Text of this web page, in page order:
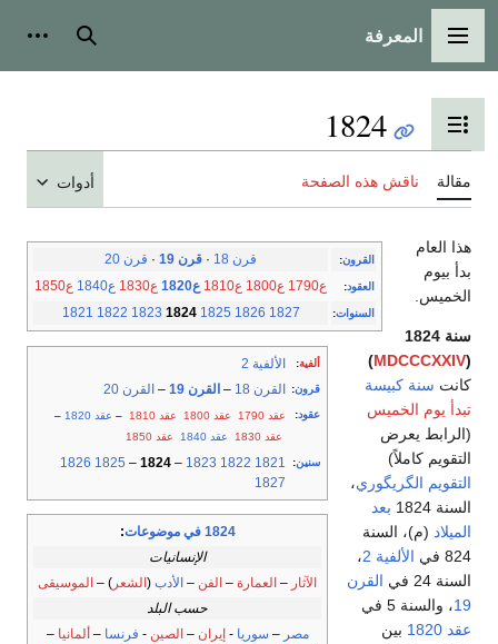
القائمة الرئيسية
المعرفة بحث
تبديل عرض جدول المحتويات
1824
مقالة ناقش هذه الصفحة أدوات
القرون: قرن 18 · قرن 19 · قرن 20
العقود: ع1790 ع1800 ع1810 ع1820 ع1830 ع1840 ع1850
السنوات:
1821 1822 1823 1824 1825 1826 1827
ألفية: الألفية 2
قرون: القرن 18 – القرن 19 – القرن 20
عقود: عقد 1790 عقد 1800 عقد 1810 – عقد 1820
–
عقد 1830
عقد 1840 عقد 1850
سنين:
1821
1822
1823
–
1824
–
1825
1826
1827
1824 في موضوعات
:
الإنسانيات
الآثار – العمارة – الفن – الأدب (الشعر ) – الموسيقى
حسب البلد
مصر – سوريا -إيران –الصين - فرنسا –ألمانيا –
هذا العام
بدأ بيوم
الخميس.
سنة 1824
(
MDCCCXXIV
)
كانت سنة كبيسة
تبدأ يوم الخميس
(الرابط يعرض
التقويم كاملاً)
التقويم الگريگوري،
السنة 1824
بعد
الميلاد (م)، السنة
824 في
الألفية 2
،
السنة 24 في
القرن
19، والسنة 5 في
عقد 1820
بين